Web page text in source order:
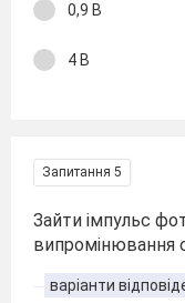
0,9 В
4 В
Запитання 5
Зайти імпульс
випромінювання
варіанти